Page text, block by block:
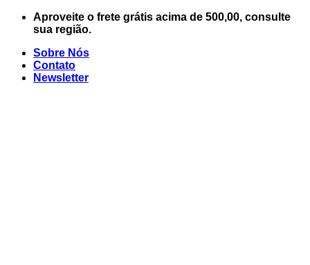
Skip
Aproveite o frete grátis acima de 500,00, consulte
sua região.
Sobre Nós
Contato
Newsletter